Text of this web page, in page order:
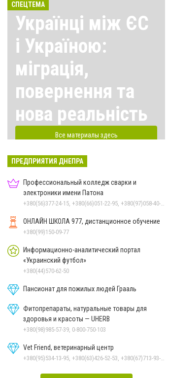
СПЕЦТЕМА
Українці між ЄС
і Україною:
міграція,
повернення та
нова реальність
Все материалы здесь
ПРЕДПРИЯТИЯ ДНЕПРА
Профессиональный колледж сварки и
электроники имени Патона
ОНЛАЙН ШКОЛА 977, дистанционное обучение
+380(99)150-09-77
Информационно-аналитический портал
«Украинский футбол»
+380(44)570-62-50
Пансионат для пожилых людей Грааль
Фитопрепараты, натуральные товары для
здоровья и красоты — UHERB
+380(98)985-57-39, 0-800-750-103
Vet Friend, ветеринарный центр